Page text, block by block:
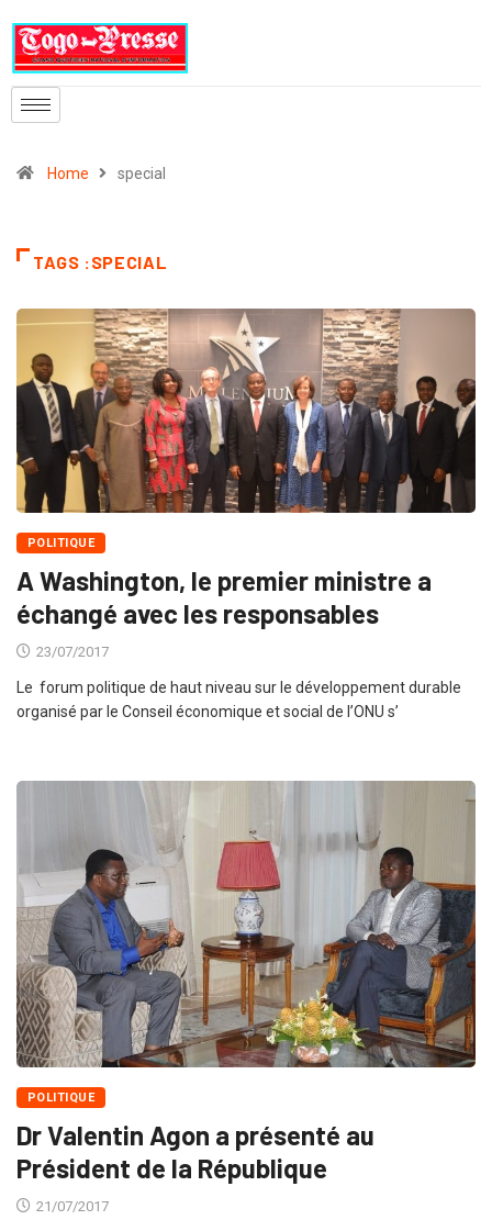
Home special
TAGS :SPECIAL
POLITIQUE
A Washington, le premier ministre a
échangé avec les responsables
23/07/2017
Le forum politique de haut niveau sur le développement durable
organisé par le Conseil économique et social de l’ONU s’
POLITIQUE
Dr Valen­tin Agon a présenté au
Président de la République
21/07/2017